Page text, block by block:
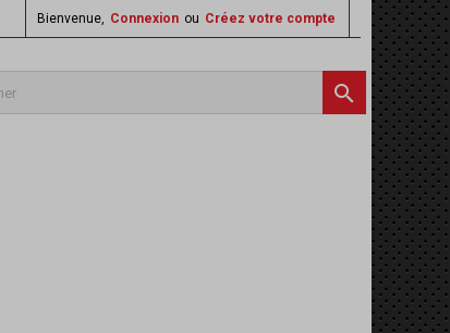
Bienvenue, Connexion ou Créez votre compte
